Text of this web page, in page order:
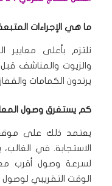
ما هي الإجراءات
نلتزم بأعلى معايير
والزيوت والمناشف
يرتدون الكمامات
كم يستغرق وصول
يعتمد ذلك على
الاستجابة. في الغالب،
لسرعة وصول أقرب
الوقت التقريبي